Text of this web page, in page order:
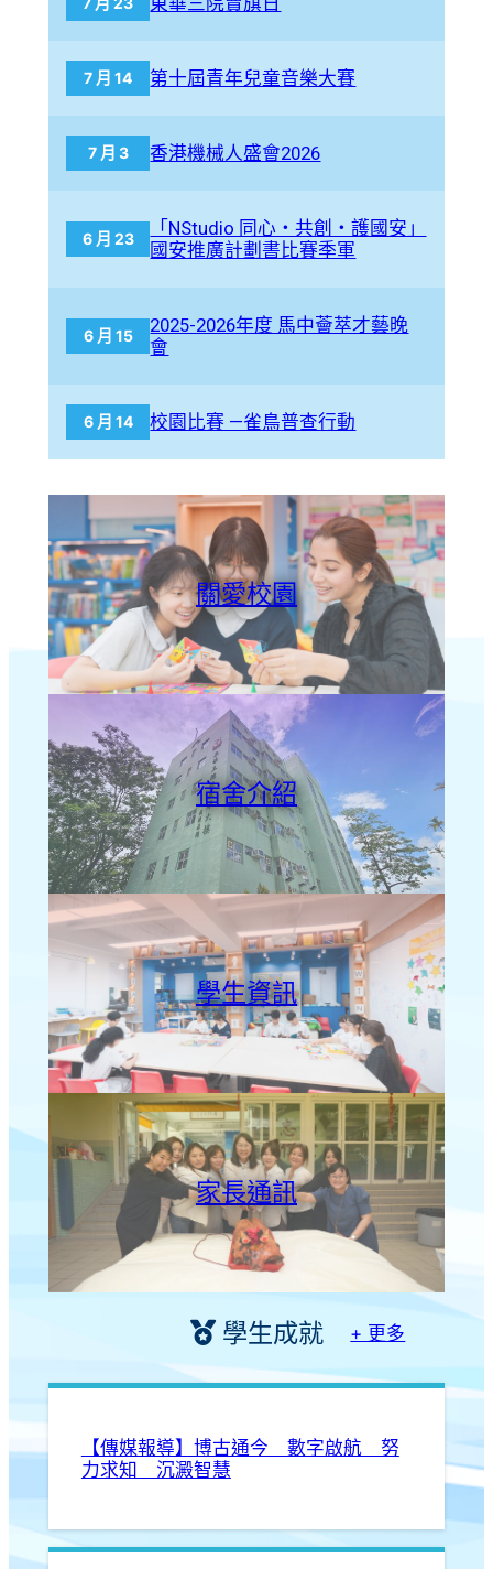
7 月 14 第十屆青年兒童音樂大賽
7 月 3 香港機械人盛會2026
6 月 23
「NStudio 同心・共創・護國安」
國安推廣計劃書比賽季軍
6 月 15
2025-2026年度 馬中薈萃才藝晚
會
6 月 14 校園比賽 —雀鳥普查行動
關愛校園
宿舍介紹
學生資訊
家長通訊
學生成就 + 更多
【傳媒報導】博古通今 數字啟航 努
力求知 沉澱智慧